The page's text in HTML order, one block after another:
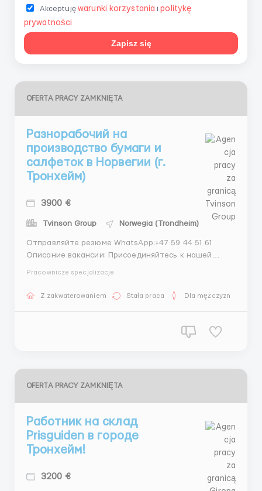
Akceptujęwarunki korzystania i politykę
prywatności
Zapisz się
OFERTA PRACY ZAMKNIĘTA
Разнорабочий на
производство бумаги и
салфеток в Норвегии (г.
Тронхейм)
3900 €
Tvinson Group Norwegia (Trondheim)
Отправляйте резюме WhatsApp:+47 59 44 51 61
Описание вакансии: Присоединяйтесь к нашей
Норвегия. Мы предлагаем возможность работы для
Pracownicze specjalizacje
Z zakwaterowaniem Stała praca Dla mężczyzn
OFERTA PRACY ZAMKNIĘTA
Работник на склад
Prisguiden в городе
Тронхейм!
3200 €